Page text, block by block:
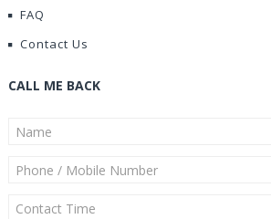
FAQ
Contact Us
CALL ME BACK